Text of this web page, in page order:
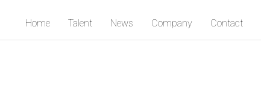
Home Talent News Company Contact